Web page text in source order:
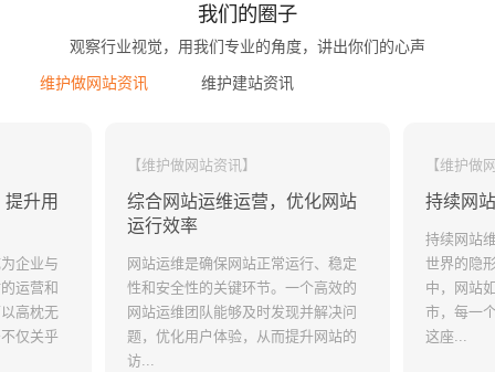
我们的圈子
观察行业视觉，用我们专业的角度，讲出你们的心声
维护做网站资讯 维护建站资讯
升用
企业与
运营和
高枕无
仅关乎
【维护做网站资讯】
综合网站运维运营，优化网站
运行效率
网站运维是确保网站正常运行、稳定
性和安全性的关键环节。一个高效的
网站运维团队能够及时发现并解决问
题，优化用户体验，从而提升网站的
访...
【维护做
持续网
持续网站
世界的隐
中，网站
市，每一
这座...
我们的
传统企
【维护建站资讯】
什么样的公司需要网站维护
一个好的企业网站，不仅仅是一次性
制作完美就可以的了，由于企业的情
况在不断地变化，网站的内容也需要
随之调整，给人常新的感觉，贵公司
【维护建
网站维
西？
1 保证您
的网站数
电商及系统平台开发